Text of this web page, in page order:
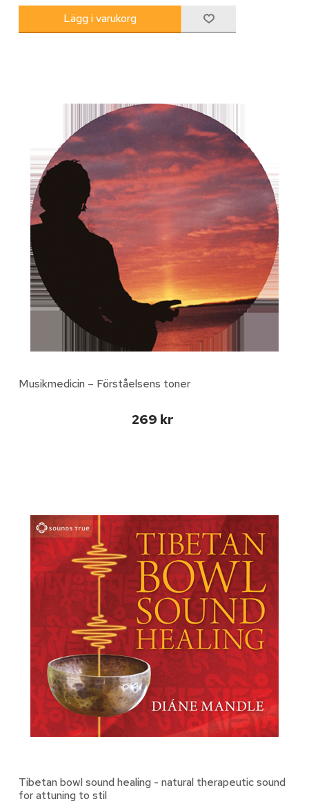
Musikmedicin – Förståelsens toner
269 kr
Tibetan bowl sound healing - natural therapeutic sound
for attuning to stil